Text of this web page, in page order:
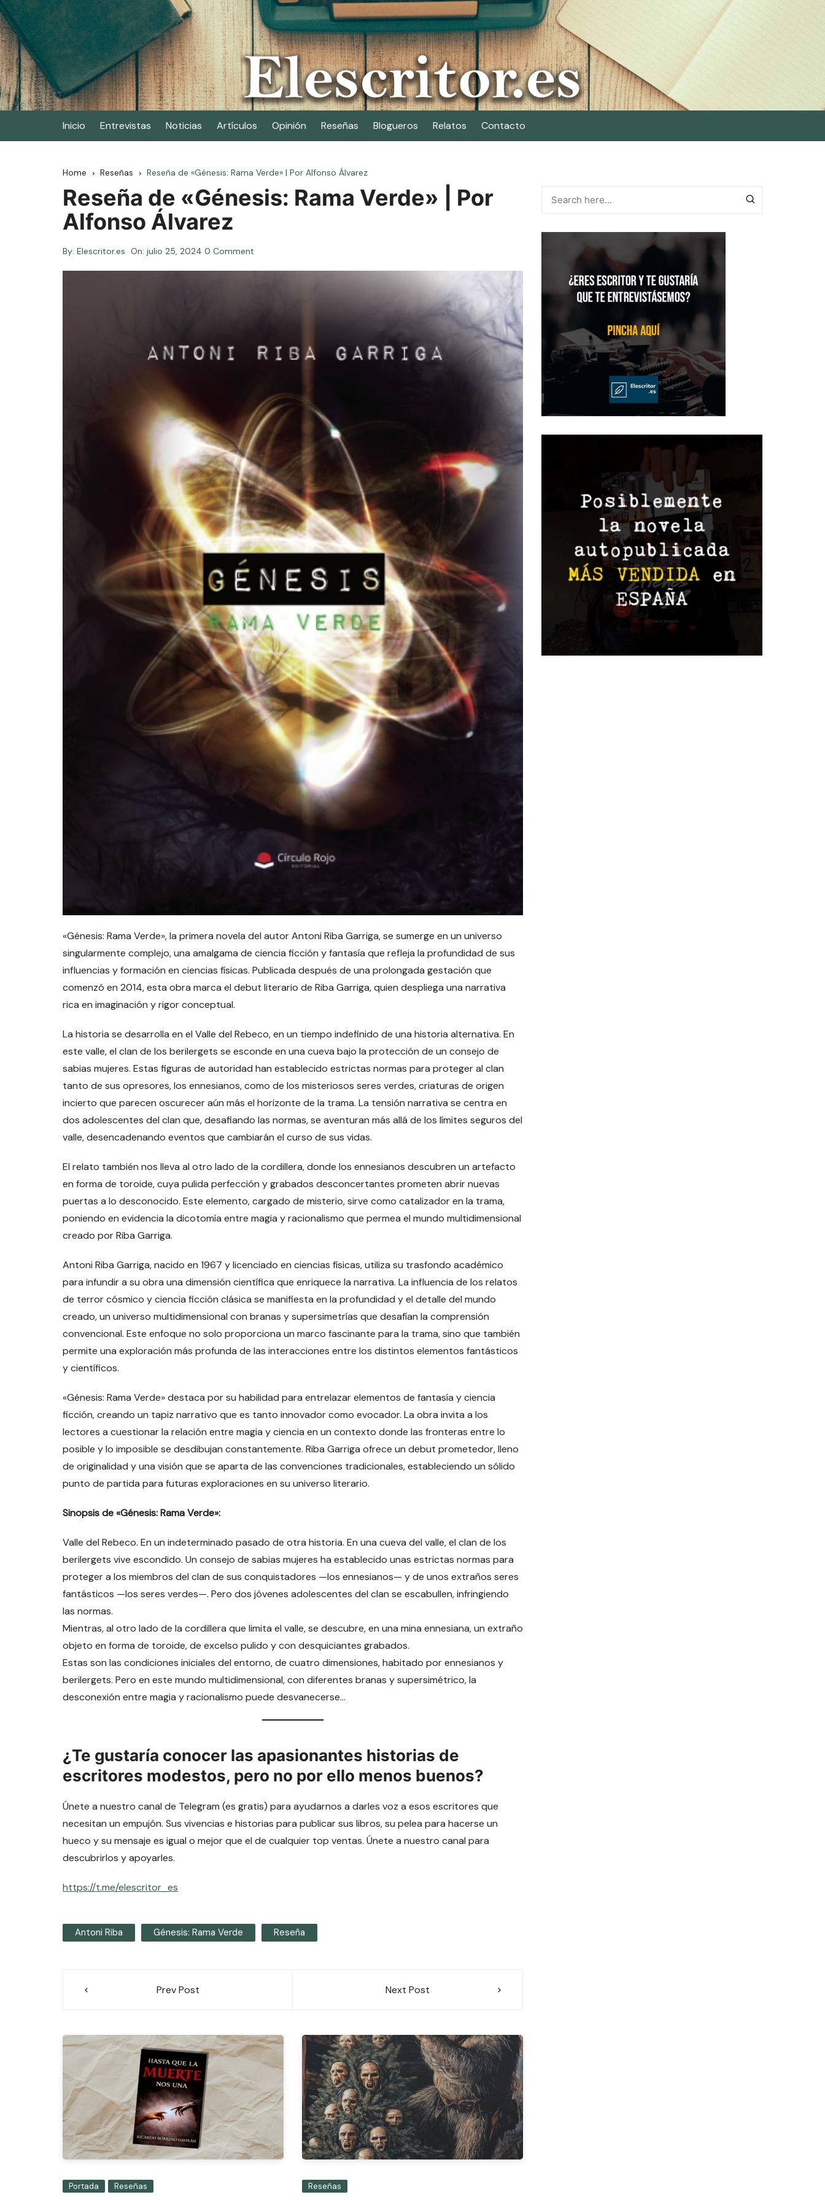
Skip
to
content
Elescritor.es
El periódico digital de los escritores
Inicio Entrevistas Noticias Artículos Opinión Reseñas Blogueros Relatos Contacto
Home Reseñas Reseña de «Génesis: Rama Verde» | Por Alfonso Álvarez
Reseña de «Génesis: Rama Verde» | Por
Alfonso Álvarez
By: Elescritor.es On: julio 25, 2024 0 Comment
«Génesis: Rama Verde», la primera novela del autor Antoni Riba Garriga, se sumerge en un universo
singularmente complejo, una amalgama de ciencia ficción y fantasía que refleja la profundidad de sus
influencias y formación en ciencias físicas. Publicada después de una prolongada gestación que
comenzó en 2014, esta obra marca el debut literario de Riba Garriga, quien despliega una narrativa
rica en imaginación y rigor conceptual.
La historia se desarrolla en el Valle del Rebeco, en un tiempo indefinido de una historia alternativa. En
este valle, el clan de los berilergets se esconde en una cueva bajo la protección de un consejo de
sabias mujeres. Estas figuras de autoridad han establecido estrictas normas para proteger al clan
tanto de sus opresores, los ennesianos, como de los misteriosos seres verdes, criaturas de origen
incierto que parecen oscurecer aún más el horizonte de la trama. La tensión narrativa se centra en
dos adolescentes del clan que, desafiando las normas, se aventuran más allá de los límites seguros del
valle, desencadenando eventos que cambiarán el curso de sus vidas.
El relato también nos lleva al otro lado de la cordillera, donde los ennesianos descubren un artefacto
en forma de toroide, cuya pulida perfección y grabados desconcertantes prometen abrir nuevas
puertas a lo desconocido. Este elemento, cargado de misterio, sirve como catalizador en la trama,
poniendo en evidencia la dicotomía entre magia y racionalismo que permea el mundo multidimensional
creado por Riba Garriga.
Antoni Riba Garriga, nacido en 1967 y licenciado en ciencias físicas, utiliza su trasfondo académico
para infundir a su obra una dimensión científica que enriquece la narrativa. La influencia de los relatos
de terror cósmico y ciencia ficción clásica se manifiesta en la profundidad y el detalle del mundo
creado, un universo multidimensional con branas y supersimetrías que desafían la comprensión
convencional. Este enfoque no solo proporciona un marco fascinante para la trama, sino que también
permite una exploración más profunda de las interacciones entre los distintos elementos fantásticos
y científicos.
«Génesis: Rama Verde» destaca por su habilidad para entrelazar elementos de fantasía y ciencia
ficción, creando un tapiz narrativo que es tanto innovador como evocador. La obra invita a los
lectores a cuestionar la relación entre magia y ciencia en un contexto donde las fronteras entre lo
posible y lo imposible se desdibujan constantemente. Riba Garriga ofrece un debut prometedor, lleno
de originalidad y una visión que se aparta de las convenciones tradicionales, estableciendo un sólido
punto de partida para futuras exploraciones en su universo literario.
Sinopsis de «Génesis: Rama Verde»:
Valle del Rebeco. En un indeterminado pasado de otra historia. En una cueva del valle, el clan de los
berilergets vive escondido. Un consejo de sabias mujeres ha establecido unas estrictas normas para
proteger a los miembros del clan de sus conquistadores —los ennesianos— y de unos extraños seres
fantásticos —los seres verdes—. Pero dos jóvenes adolescentes del clan se escabullen, infringiendo
las normas.
Mientras, al otro lado de la cordillera que limita el valle, se descubre, en una mina ennesiana, un extraño
objeto en forma de toroide, de excelso pulido y con desquiciantes grabados.
Estas son las condiciones iniciales del entorno, de cuatro dimensiones, habitado por ennesianos y
berilergets. Pero en este mundo multidimensional, con diferentes branas y supersimétrico, la
desconexión entre magia y racionalismo puede desvanecerse…
¿Te gustaría conocer las apasionantes historias de
escritores modestos, pero no por ello menos buenos?
Únete a nuestro canal de Telegram (es gratis) para ayudarnos a darles voz a esos escritores que
necesitan un empujón. Sus vivencias e historias para publicar sus libros, su pelea para hacerse un
hueco y su mensaje es igual o mejor que el de cualquier top ventas. Únete a nuestro canal para
descubrirlos y apoyarles.
https://t.me/elescritor_es
Antoni Riba Génesis: Rama Verde Reseña
NavegaciónPrev Post Next Post
Portada Reseñas Reseñas